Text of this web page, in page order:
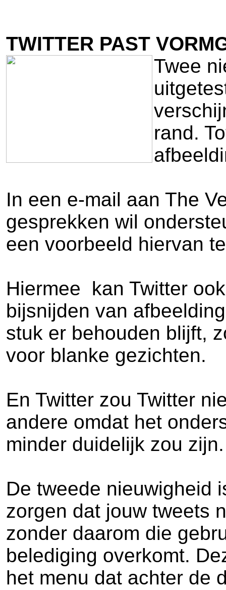
TWITTER PAST
Twee
rand.
In een e-mail aan The
gesprekken wil
een voorbeeld hiervan
Hiermee kan Twitter
bijsnijden van
stuk er behouden blijft,
voor blanke gezichten.
En Twitter zou Twitter
andere omdat het
minder duidelijk zou zijn.
De tweede nieuwigheid
zorgen dat jouw tweets
zonder daarom die
belediging overkomt.
het menu dat achter de